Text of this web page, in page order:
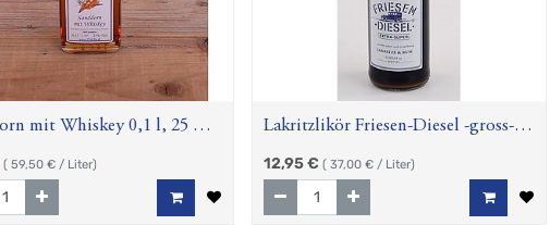
mit Whiskey 0,1 l, 25 %
( 59,50€ / Liter)
Lakritzlikör Friesen-Diesel -gross-,
0,35 l
12,95€ (37,00 € / Liter)